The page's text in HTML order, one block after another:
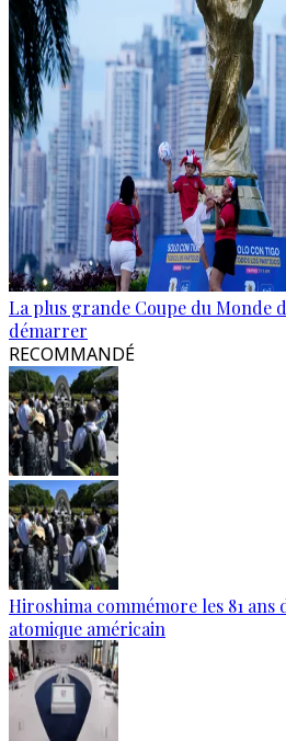
La plus grande Coupe du Monde
démarrer
RECOMMANDÉ
Hiroshima commémore les 81
atomique américain